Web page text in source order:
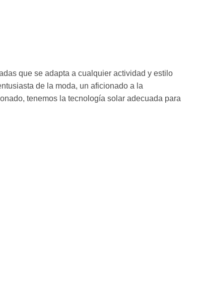
que se adapta a cualquier actividad y estilo
de la moda, un aficionado a la
tenemos la tecnología solar adecuada para